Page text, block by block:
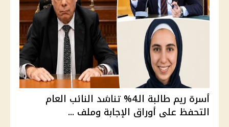
أسرة ريم طالبة الـ4% تناشد النائب العام
التحفظ على أوراق الإجابة وملف ...